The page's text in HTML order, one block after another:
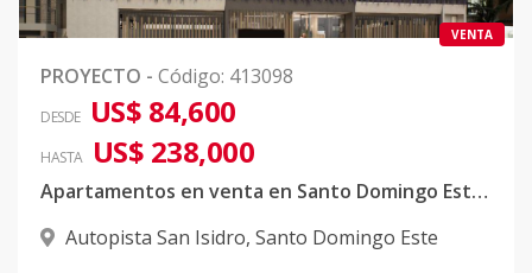
VENTA
PROYECTO - Código: 413098
DESDE US$ 84,600
HASTA US$ 238,000
Apartamentos en venta en Santo Domingo Este cerca de Coral Mall
Autopista San Isidro, Santo Domingo Este